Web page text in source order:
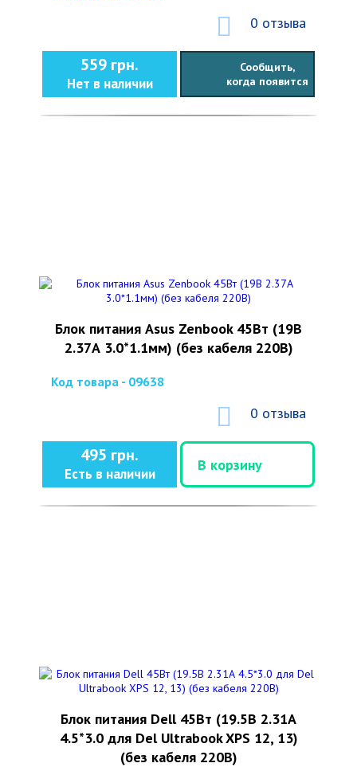
0 отзыва
559 грн.
Нет в наличии
Сообщить,
когда появится
Блок питания Asus Zenbook 45Вт (19В
2.37А 3.0*1.1мм) (без кабеля 220В)
Код товара - 09638
0 отзыва
495 грн.
Есть в наличии
В корзину
Блок питания Dell 45Вт (19.5В 2.31А
4.5*3.0 для Del Ultrabook XPS 12, 13)
(без кабеля 220В)